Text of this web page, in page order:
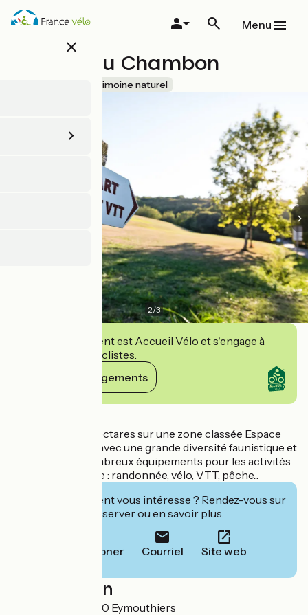
Aller
au
close
Menu
Gorges du Chambon
Patrimoine naturel
2/3
Cet établissement est Accueil Vélo et s'engage à
accueillir des cyclistes.
Voir ses engagements
Une centaine d'hectares sur une zone classée Espace
Naturel Sensible, avec une grande diversité faunistique et
floristique, de nombreux équipements pour les activités
sportives & nature : randonnée, vélo, VTT, pêche...
Cet établissement vous intéresse ? Rendez-vous sur
leur site pour réserver ou en savoir plus.
Téléphoner Courriel Site web
Localisation
Le Chambon 16220 Eymouthiers